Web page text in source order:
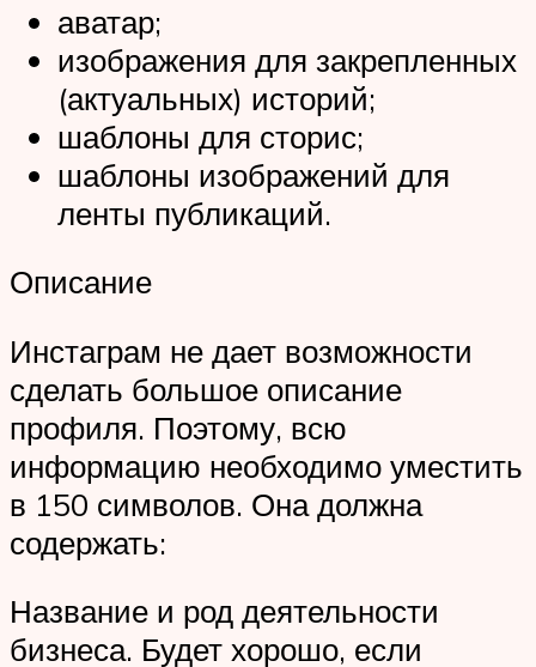
аватар;
изображения для закрепленных
(актуальных) историй;
шаблоны для сторис;
шаблоны изображений для
ленты публикаций.
Описание
Инстаграм не дает возможности
сделать большое описание
профиля. Поэтому, всю
информацию необходимо уместить
в 150 символов. Она должна
содержать:
Название и род деятельности
бизнеса. Будет хорошо, если